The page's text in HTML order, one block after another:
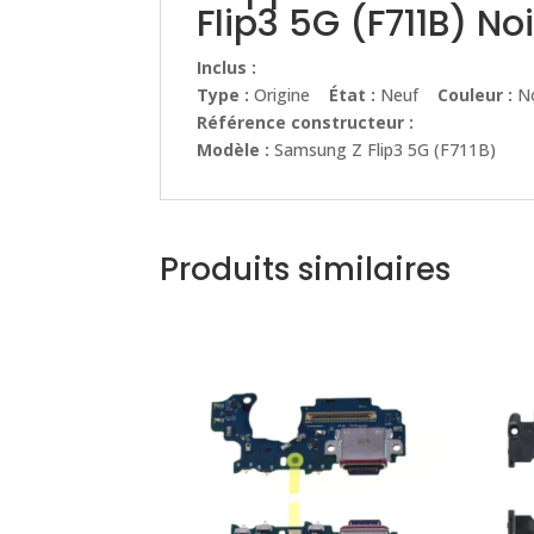
Flip3 5G (F711B)
Inclus :
Type : Origine État : Neuf Couleur :
Référence constructeur :
Modèle :Samsung Z Flip3 5G (F711B)
Produits similaires